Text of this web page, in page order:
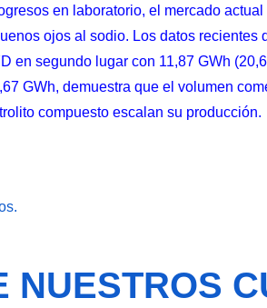
en laboratorio, el mercado
ojos al sodio. Los datos recientes
en segundo lugar con 11,87 GWh
GWh, demuestra que el volumen
compuesto escalan su producción.
NUESTROS